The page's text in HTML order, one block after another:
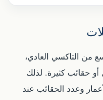
من التاكسي العادي،
حقائب كثيرة. لذلك
وعدد الحقائب عند